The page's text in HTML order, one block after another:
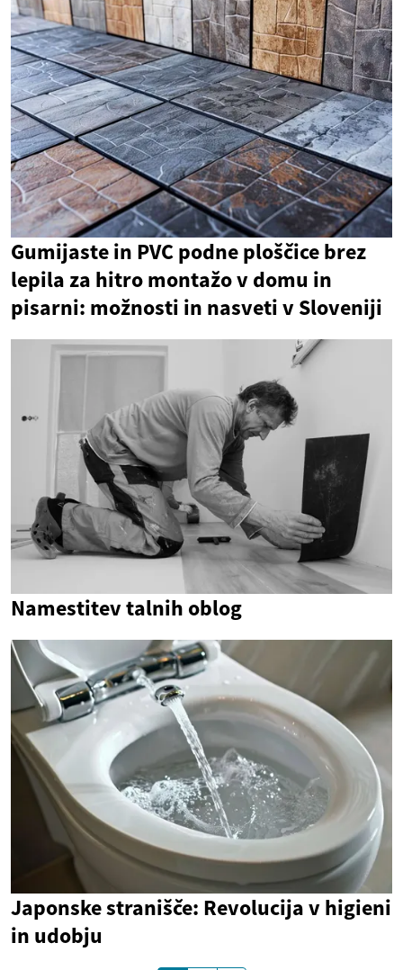
Gumijaste in PVC podne ploščice brez
lepila za hitro montažo v domu in
pisarni: možnosti in nasveti v Sloveniji
Namestitev talnih oblog
Japonske stranišče: Revolucija v higieni
in udobju